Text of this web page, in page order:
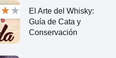
★★
El Arte del Whisky:
Guía de Cata y
Conservación